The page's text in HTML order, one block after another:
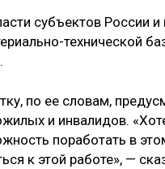
субъектов России
технической
по ее словам,
и инвалидов.
поработать в
к этой работе», —